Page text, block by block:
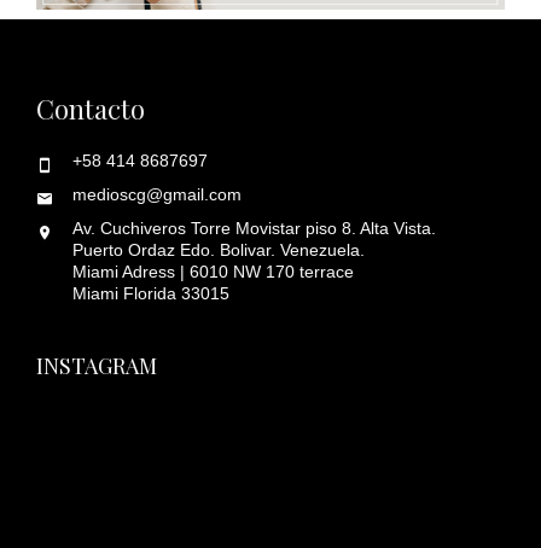
Contacto
+58 414 8687697
medioscg@gmail.com
Av. Cuchiveros Torre Movistar piso 8. Alta Vista.
Puerto Ordaz Edo. Bolivar. Venezuela.
Miami Adress | 6010 NW 170 terrace
Miami Florida 33015
INSTAGRAM